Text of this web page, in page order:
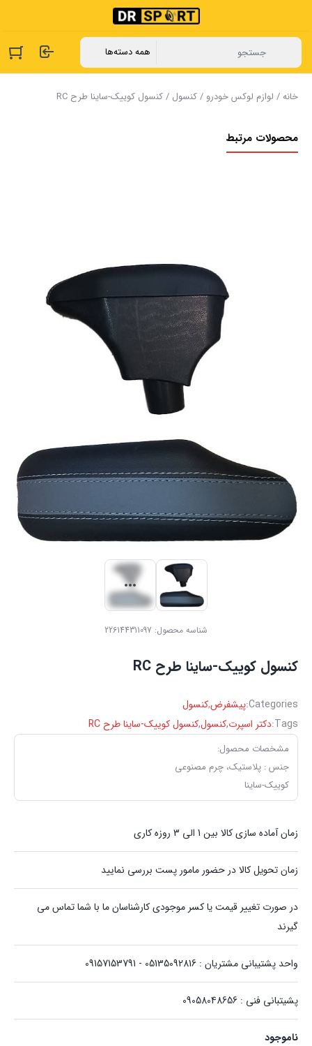
خانه/ لوازم لوکس خودرو /کنسول / ‏کنسول کوییک-ساینا طرح RC
محصولات مرتبط
شناسه محصول: 226144311097
‏کنسول کوییک-ساینا طرح RC
Categories:پیشفرض,کنسول
Tags: دکتر اسپرت,کنسول,‏کنسول کوییک-ساینا طرح RC
مشخصات محصول:
جنس : پلاستیک، چرم مصنوعی
کوییک-ساینا
زمان آماده سازی کالا بین 1 الی 3 روزه کاری
زمان تحویل کالا در حضور مامور پست بررسی نمایید
در صورت تغییر قیمت یا کسر موجودی کارشناسان ما با شما تماس می
گیرند
واحد پشتیبانی مشتریان : 05135092816 - 09157153791
پشیتبانی فنی : 09058048656
ناموجود